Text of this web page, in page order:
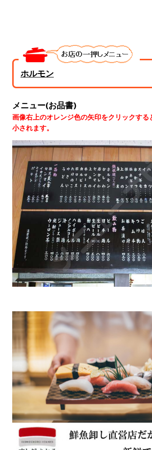
ホルモン
メニュー(お品書)
画像右上のオレンジ色の矢印をクリックす
小されます。